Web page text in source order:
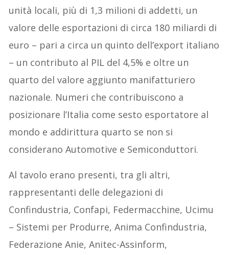
unità locali, più di 1,3 milioni di addetti, un
valore delle esportazioni di circa 180 miliardi di
euro – pari a circa un quinto dell’export italiano
– un contributo al PIL del 4,5% e oltre un
quarto del valore aggiunto manifatturiero
nazionale. Numeri che contribuiscono a
posizionare l’Italia come sesto esportatore al
mondo e addirittura quarto se non si
considerano Automotive e Semiconduttori.
Al tavolo erano presenti, tra gli altri,
rappresentanti delle delegazioni di
Confindustria, Confapi, Federmacchine, Ucimu
– Sistemi per Produrre, Anima Confindustria,
Federazione Anie, Anitec-Assinform,